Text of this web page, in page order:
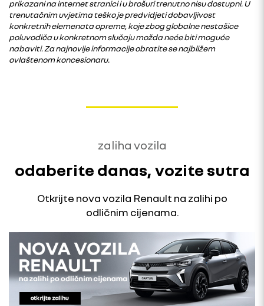
prikazani na internet stranici i u brošuri trenutno nisu dostupni. U
trenutačnim uvjetima teško je predvidjeti dobavljivost
konkretnih elemenata opreme, koje zbog globalne nestašice
poluvodiča u konkretnom slučaju možda neće biti moguće
nabaviti. Za najnovije informacije obratite se najbližem
ovlaštenom koncesionaru.
zaliha vozila
odaberite danas, vozite sutra
Otkrijte nova vozila Renault na zalihi po
odličnim cijenama.